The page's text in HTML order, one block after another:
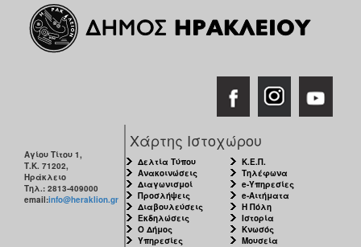
Αγίου Τίτου 1,
Τ.Κ. 71202,
Ηράκλειο
Τηλ.: 2813-409000
email:info@heraklion.gr
Χάρτης Ιστοχώρου
Δελτία Τύπου
Ανακοινώσεις
Διαγωνισμοί
Προσλήψεις
Διαβουλεύσεις
Εκδηλώσεις
Ο Δήμος
Υπηρεσίες
Κ.Ε.Π.
Τηλέφωνα
e-Υπηρεσίες
e-Αιτήματα
Η Πόλη
Ιστορία
Κνωσός
Μουσεία